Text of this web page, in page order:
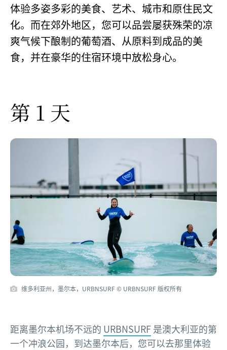
体验多姿多彩的美食、艺术、城市和原住民文
化。而在郊外地区，您可以品尝屡获殊荣的凉
爽气候下酿制的葡萄酒、从原料到成品的美
食，并在豪华的住宿环境中放松身心。
第 1 天
维多利亚州，墨尔本，URBNSURF © URBNSURF 版权所有
距离墨尔本机场不远的 URBNSURF是澳大利亚的第
一个冲浪公园，到达墨尔本后，您可以去那里体验